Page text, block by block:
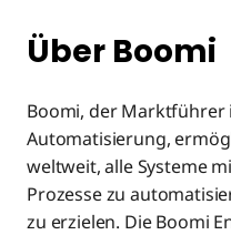
Über Boomi
Boomi, der Marktführer
Automatisierung,
weltweit, alle Systeme
Prozesse zu
zu erzielen. Die Boomi